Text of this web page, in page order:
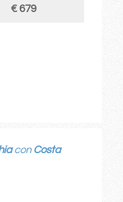
€ 679
con Costa